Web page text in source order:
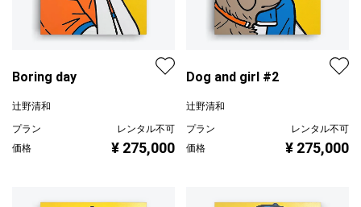
Boring day
辻野清和
プラン
レンタル不可
価格
¥ 275,000
Dog and girl #2
辻野清和
プラン
レンタル不可
価格
¥ 275,000